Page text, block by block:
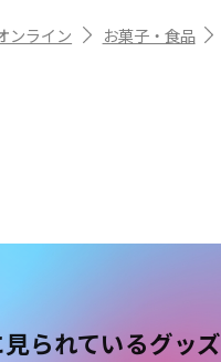
ンライン お菓子・食品
られているグッズ